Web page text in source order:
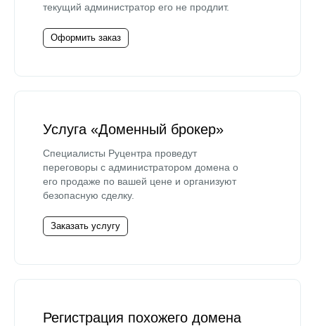
текущий администратор его не продлит.
Оформить заказ
Услуга «Доменный брокер»
Специалисты Руцентра проведут
переговоры с администратором домена о
его продаже по вашей цене и организуют
безопасную сделку.
Заказать услугу
Регистрация похожего домена